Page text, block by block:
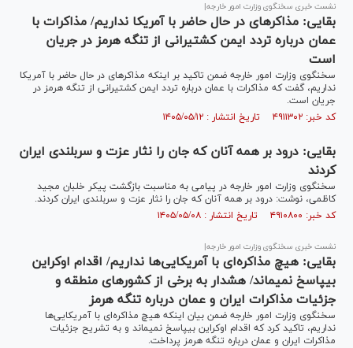
نشست خبری سخنگوی وزارت امور خارجه|
بقایی: مذاکره‎ای در حال حاضر با آمریکا نداریم/ مذاکرات با
عمان درباره تردد ایمن کشتیرانی از تنگه هرمز در جریان
است
سخنگوی وزارت امور خارجه ضمن تاکید بر اینکه مذاکره‎ای در حال حاضر با آمریکا
نداریم، گفت که مذاکرات با عمان درباره تردد ایمن کشتیرانی از تنگه هرمز در
جریان است.
کد خبر: ۴۹۱۱۳۰۲ تاریخ انتشار : ۱۴۰۵/۰۵/۱۲
بقایی: درود بر همه آنان که جان را نثار عزت و سربلندی ایران
کردند
سخنگوی وزارت امور خارجه در پیامی به مناسبت بازگشت پیکر خلبان مجید
کاظمی، نوشت: درود بر همه آنان که جان را نثار عزت و سربلندی ایران کردند.
کد خبر: ۴۹۱۰۸۰۰ تاریخ انتشار : ۱۴۰۵/۰۵/۰۸
نشست خبری سخنگوی وزارت امور خارجه|
بقایی: هیچ مذاکره‌ای با آمریکایی‌ها نداریم/ اقدام اوکراین
بی‎پاسخ نمی‎ماند/ هشدار به برخی از کشورهای منطقه و
جزئیات مذاکرات ایران و عمان درباره تنگه هرمز
سخنگوی وزارت امور خارجه ضمن بیان اینکه هیچ مذاکره‌ای با آمریکایی‌ها
نداریم، تاکید کرد که اقدام اوکراین بی‎پاسخ نمی‎ماند و به تشریح جزئیات
مذاکرات ایران و عمان درباره تنگه هرمز پرداخت.